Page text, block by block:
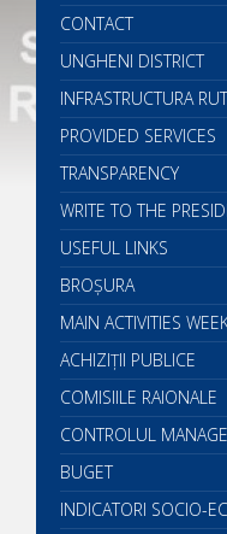
CONTACT
UNGHENI DISTRICT
INFRASTRUCTURA
PROVIDED SERVICES
TRANSPARENCY
WRITE TO THE
USEFUL LINKS
BROȘURA
MAIN ACTIVITIES
ACHIZIȚII PUBLICE
COMISIILE RAIONALE
CONTROLUL
BUGET
INDICATORI SOCIO-